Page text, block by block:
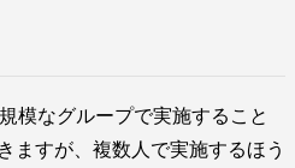
模なグループで実施すること
ますが、複数人で実施するほう